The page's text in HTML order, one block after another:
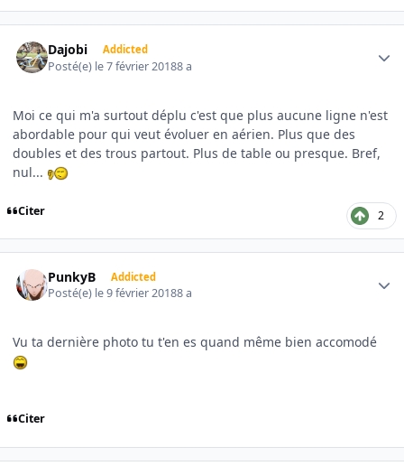
Dajobi Addicted
Posté(e) le 7 février 20188 a
Moi ce qui m'a surtout déplu c'est que plus aucune ligne n'est
abordable pour qui veut évoluer en aérien. Plus que des
doubles et des trous partout. Plus de table ou presque. Bref,
nul...
Citer 2
PunkyB Addicted
Posté(e) le 9 février 20188 a
Vu ta dernière photo tu t'en es quand même bien accomodé
Citer